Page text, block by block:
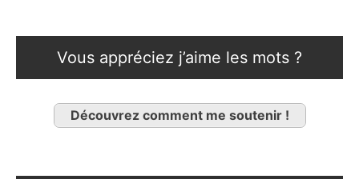
Vous appréciez j’aime les mots ?
Découvrez comment me soutenir !